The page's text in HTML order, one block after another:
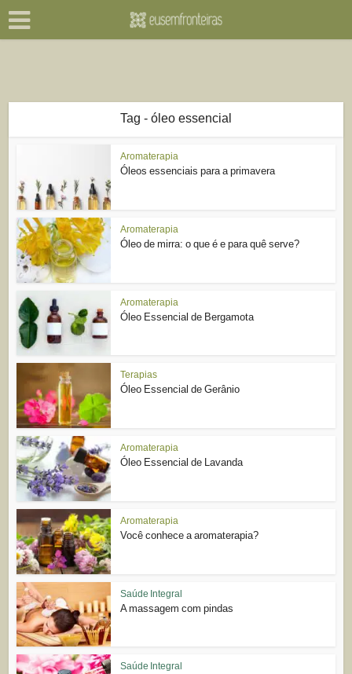
Tag - óleo essencial
Aromaterapia
Óleos essenciais para a primavera
Aromaterapia
Óleo de mirra: o que é e para quê serve?
Aromaterapia
Óleo Essencial de Bergamota
Terapias
Óleo Essencial de Gerânio
Aromaterapia
Óleo Essencial de Lavanda
Aromaterapia
Você conhece a aromaterapia?
Saúde Integral
A massagem com pindas
Saúde Integral